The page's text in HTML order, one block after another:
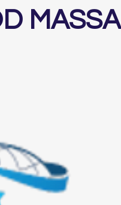
MASSA